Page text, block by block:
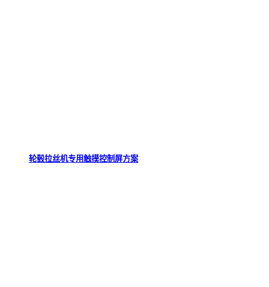
轮毂拉丝机专用触摸控制屏方案